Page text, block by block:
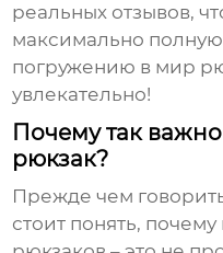
реальных отзывов,
максимально полную
погружению в мир
увлекательно!
Почему так
рюкзак?
Прежде чем
стоит понять,